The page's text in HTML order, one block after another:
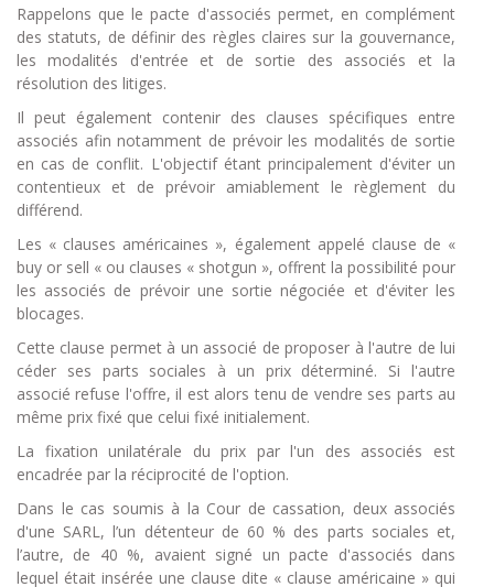
Rappelons que le pacte d'associés permet, en complément
des statuts, de définir des règles claires sur la gouvernance,
les modalités d'entrée et de sortie des associés et la
résolution des litiges.
Il peut également contenir des clauses spécifiques entre
associés afin notamment de prévoir les modalités de sortie
en cas de conflit. L'objectif étant principalement d'éviter un
contentieux et de prévoir amiablement le règlement du
différend.
Les « clauses américaines », également appelé clause de «
buy or sell « ou clauses « shotgun », offrent la possibilité pour
les associés de prévoir une sortie négociée et d'éviter les
blocages.
Cette clause permet à un associé de proposer à l'autre de lui
céder ses parts sociales à un prix déterminé. Si l'autre
associé refuse l'offre, il est alors tenu de vendre ses parts au
même prix fixé que celui fixé initialement.
La fixation unilatérale du prix par l'un des associés est
encadrée par la réciprocité de l'option.
Dans le cas soumis à la Cour de cassation, deux associés
d'une SARL, l’un détenteur de 60 % des parts sociales et,
l’autre, de 40 %, avaient signé un pacte d'associés dans
lequel était insérée une clause dite « clause américaine » qui